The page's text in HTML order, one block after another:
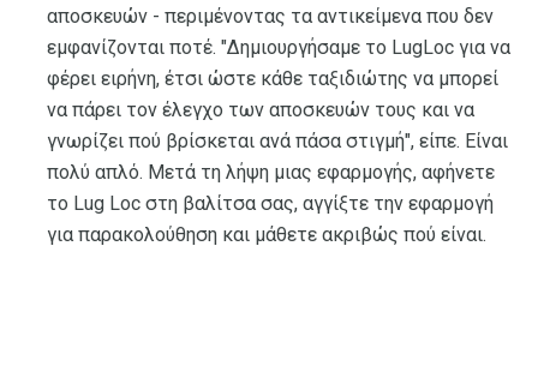
αποσκευών - περιμένοντας τα αντικείμενα που δεν
εμφανίζονται ποτέ. "Δημιουργήσαμε το LugLoc για να
φέρει ειρήνη, έτσι ώστε κάθε ταξιδιώτης να μπορεί
να πάρει τον έλεγχο των αποσκευών τους και να
γνωρίζει πού βρίσκεται ανά πάσα στιγμή", είπε. Είναι
πολύ απλό. Μετά τη λήψη μιας εφαρμογής, αφήνετε
το Lug Loc στη βαλίτσα σας, αγγίξτε την εφαρμογή
για παρακολούθηση και μάθετε ακριβώς πού είναι.